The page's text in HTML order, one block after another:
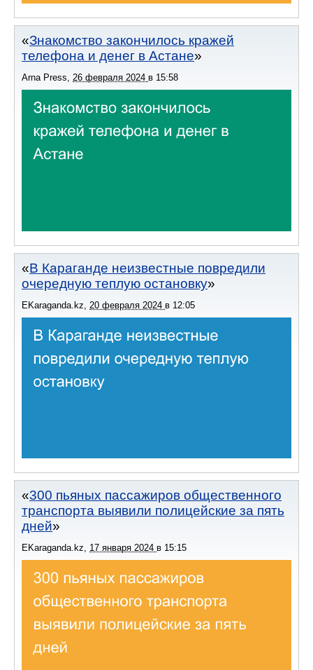
Знакомство закончилось кражей
телефона и денег в Астане
Arna Press 26 февраля 2024 в 15:58
В Караганде неизвестные повредили
очередную теплую остановку
EKaraganda.kz 20 февраля 2024 в 12:05
300 пьяных пассажиров общественного
транспорта выявили полицейские за пять
дней
EKaraganda.kz, 17 января 2024 в 15:15